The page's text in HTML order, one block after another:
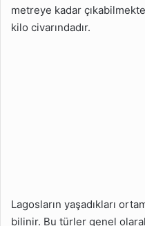
metreye kadar
kilo civarındadır.
Lagosların yaşadıkları
bilinir. Bu türler genel